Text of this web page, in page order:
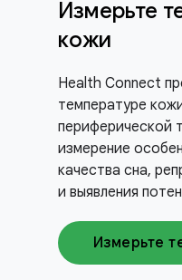
Измерьте
кожи
Health Connect
температуре
периферической
измерение
качества сна,
и выявления
Измерьте